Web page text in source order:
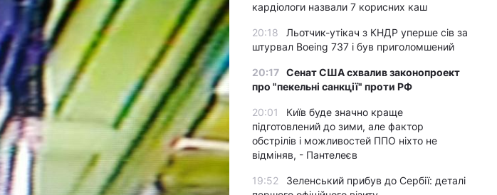
кардіологи назвали 7 корисних каш
20:18
Льотчик-утікач з КНДР уперше сів за
штурвал Boeing 737 і був приголомшений
20:17 Сенат США схвалив законопроект
про "пекельні санкції" проти РФ
20:01
Київ буде значно краще
підготовлений до зими, але фактор
обстрілів і можливостей ППО ніхто не
відміняв, - Пантелеєв
19:52
Зеленський прибув до Сербії: деталі